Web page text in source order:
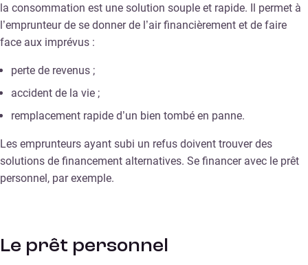
la consommation est une solution souple et rapide. Il permet à
l’emprunteur de se donner de l’air financièrement et de faire
face aux imprévus :
perte de revenus ;
accident de la vie ;
remplacement rapide d’un bien tombé en panne.
Les emprunteurs ayant subi un refus doivent trouver des
solutions de financement alternatives. Se financer avec le prêt
personnel, par exemple.
Le prêt personnel